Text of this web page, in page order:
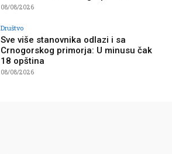
08/08/2026
Društvo
Sve više stanovnika odlazi i sa
Crnogorskog primorja: U minusu čak
18 opština
08/08/2026